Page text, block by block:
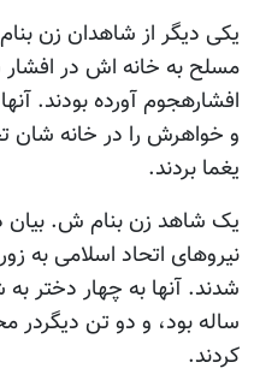
یکی دیگر از شاهدان زن
مسلح به خانه اش در افشار
افشارهجوم آورده بودند.
و خواهرش را در خانه شان
یغما بردند.
یک شاهد زن بنام ش. بیان
ساله بود، و دو تن دیگردر
کردند.